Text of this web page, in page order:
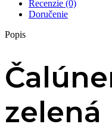
Recenzie (0)
Doručenie
Popis
zelená